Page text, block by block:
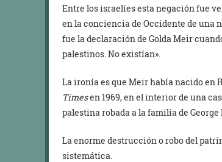
Entre los israelíes esta negación fue
en la conciencia de Occidente de una
fue la declaración de Golda Meir
palestinos. No existían».
La ironía es que Meir había nacido en
Timesen 1969, en el interior de una
palestina robada a la familia de George
La enorme destrucción o robo del
sistemática.